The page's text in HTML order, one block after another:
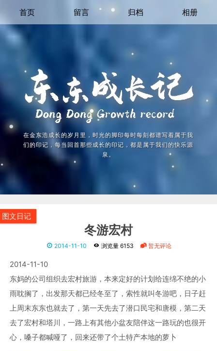
首页 留言 归档 相册
在金东浩成长的岁月里，时光的脚印每时每刻都谱写着属于我
们的印记，每当回首那些成长的印记，都是属于我们的快乐源
泉。
图文日记
冬游宏村
2014-11-10 浏览量 6153 暂无评论
2014-11-10
东妈的公司组织去宏村旅游，本来定好的计划给连绵不绝的小
雨耽搁了，出发那天都已经冬至了，索性就叫冬游吧，日子赶
上周末东东也就去了，第一天先去了潜口民宅和唐模，第二天
去了宏村和塔川，一路上有其他小盆友陪伴这一路玩的也很开
心，嗓子都喊哑了，回来还带了个土特产本地的萝卜